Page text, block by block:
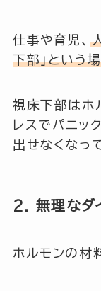
仕事や育児、
下部」という
視床下部はホ
レスでパニッ
出せなくなっ
2. 無理なダ
ホルモンの材